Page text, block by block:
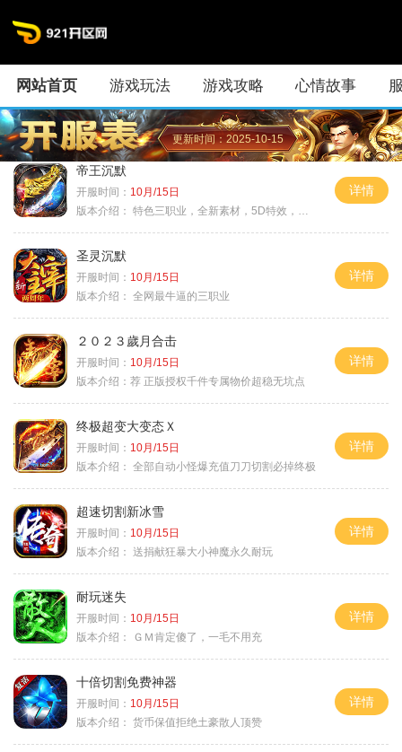
网站首页 游戏玩法 游戏攻略 心情故事
更新时间：2025-10-15
帝王沉默
开服时间： 10月/15日
版本介绍： 特色三职业，全新素材，5D特效，不卡图
详情
圣灵沉默
开服时间： 10月/15日
版本介绍： 全网最牛逼的三职业
详情
２０２３歲月合击
开服时间： 10月/15日
版本介绍： 荐 正版授权千件专属物价超稳无坑点
详情
终极超变大变态Ｘ
开服时间： 10月/15日
版本介绍： 全部自动小怪爆充值刀刀切割必掉终极
详情
超速切割新冰雪
开服时间： 10月/15日
版本介绍： 送捐献狂暴大小神魔永久耐玩
详情
耐玩迷失
开服时间： 10月/15日
版本介绍：
ＧＭ肯定傻了，一毛不用充
详情
十倍切割免费神器
开服时间： 10月/15日
版本介绍： 货币保值拒绝土豪散人顶赞
详情